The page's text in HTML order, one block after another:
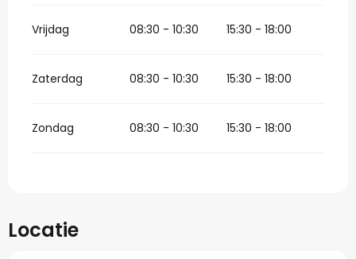
Vrijdag 08:30 - 10:30 15:30 - 18:00
Zaterdag 08:30 - 10:30 15:30 - 18:00
Zondag 08:30 - 10:30 15:30 - 18:00
Locatie